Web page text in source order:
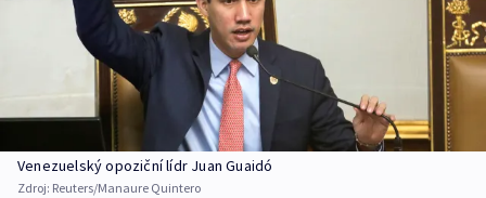
Venezuelský opoziční lídr Juan Guaidó
Zdroj: Reuters/Manaure Quintero